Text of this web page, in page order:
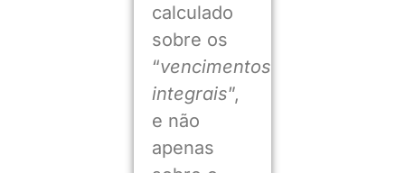
calculado
sobre os
“vencimentos
integrais”,
e não
apenas